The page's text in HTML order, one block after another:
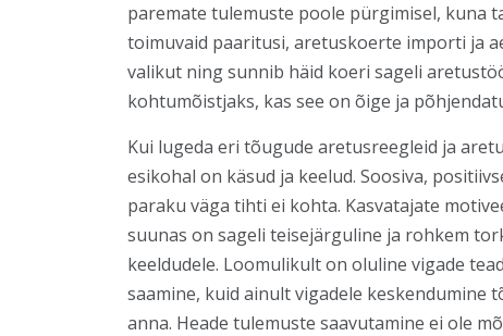
paremate tulemuste poole pürgimisel, kuna
toimuvaid paaritusi, aretuskoerte importi ja
valikut ning sunnib häid koeri sageli
kohtumõistjaks, kas see on õige ja
Kui lugeda eri tõugude aretusreegleid ja
esikohal on käsud ja keelud. Soosiva,
paraku väga tihti ei kohta. Kasvatajate
suunas on sageli teisejärguline ja rohkem
keeldudele. Loomulikult on oluline vigade
saamine, kuid ainult vigadele
anna. Heade tulemuste saavutamine ei ole